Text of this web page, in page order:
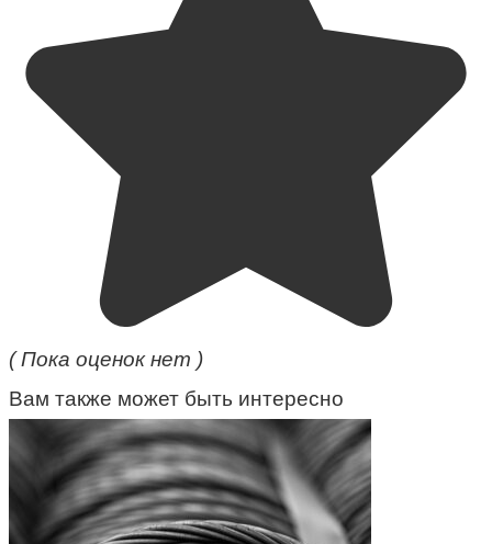
( Пока оценок нет )
Вам также может быть интересно